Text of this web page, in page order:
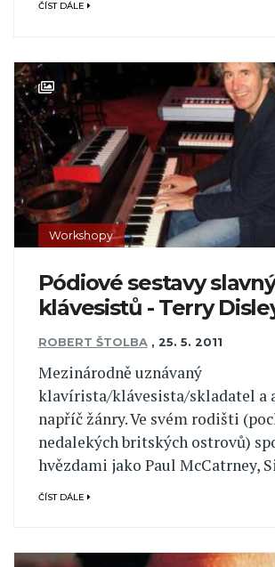
ČÍST DÁLE
Workshopy
Pódiové sestavy
klávesistů - Terry
ROBERT ŠTOLBA , 25. 5. 2011
Mezinárodně uznávaný
klavírista/klávesista/skladatel a
napříč žánry. Ve svém rodišti
nedalekých britských ostrovů)
hvězdami jako Paul McCatrney,
ČÍST DÁLE